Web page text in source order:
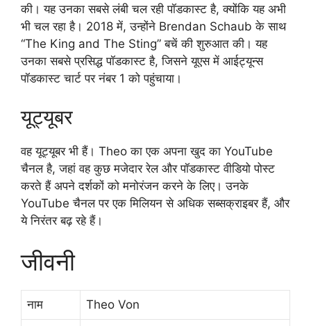
की। यह उनका सबसे लंबी चल रही पॉडकास्ट है, क्योंकि यह अभी
भी चल रहा है। 2018 में, उन्होंने Brendan Schaub के साथ
“The King and The Sting” बचें की शुरुआत की। यह
उनका सबसे प्रसिद्ध पॉडकास्ट है, जिसने यूएस में आईट्यून्स
पॉडकास्ट चार्ट पर नंबर 1 को पहुंचाया।
यूट्यूबर
वह यूट्यूबर भी हैं। Theo का एक अपना खुद का YouTube
चैनल है, जहां वह कुछ मजेदार रेल और पॉडकास्ट वीडियो पोस्ट
करते हैं अपने दर्शकों को मनोरंजन करने के लिए। उनके
YouTube चैनल पर एक मिलियन से अधिक सब्सक्राइबर हैं, और
ये निरंतर बढ़ रहे हैं।
जीवनी
नाम Theo Von